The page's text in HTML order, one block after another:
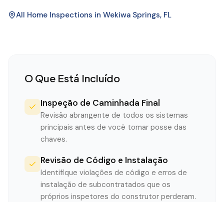
All Home Inspections in Wekiwa Springs, FL
O Que Está Incluído
Inspeção de Caminhada Final
Revisão abrangente de todos os sistemas
principais antes de você tomar posse das
chaves.
Revisão de Código e Instalação
Identifique violações de código e erros de
instalação de subcontratados que os
próprios inspetores do construtor perderam.